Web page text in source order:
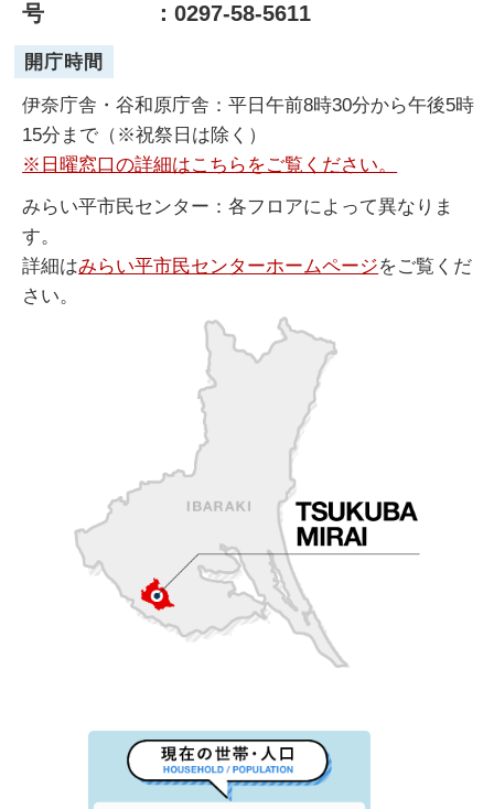
号
：0297-58-5611
開庁時間
伊奈庁舎・谷和原庁舎：平日午前8時30分から午後5時
15分まで（※祝祭日は除く）
※日曜窓口の詳細はこちらをご覧ください。
みらい平市民センター：各フロアによって異なりま
す。
詳細はみらい平市民センターホームページをご覧くだ
さい。